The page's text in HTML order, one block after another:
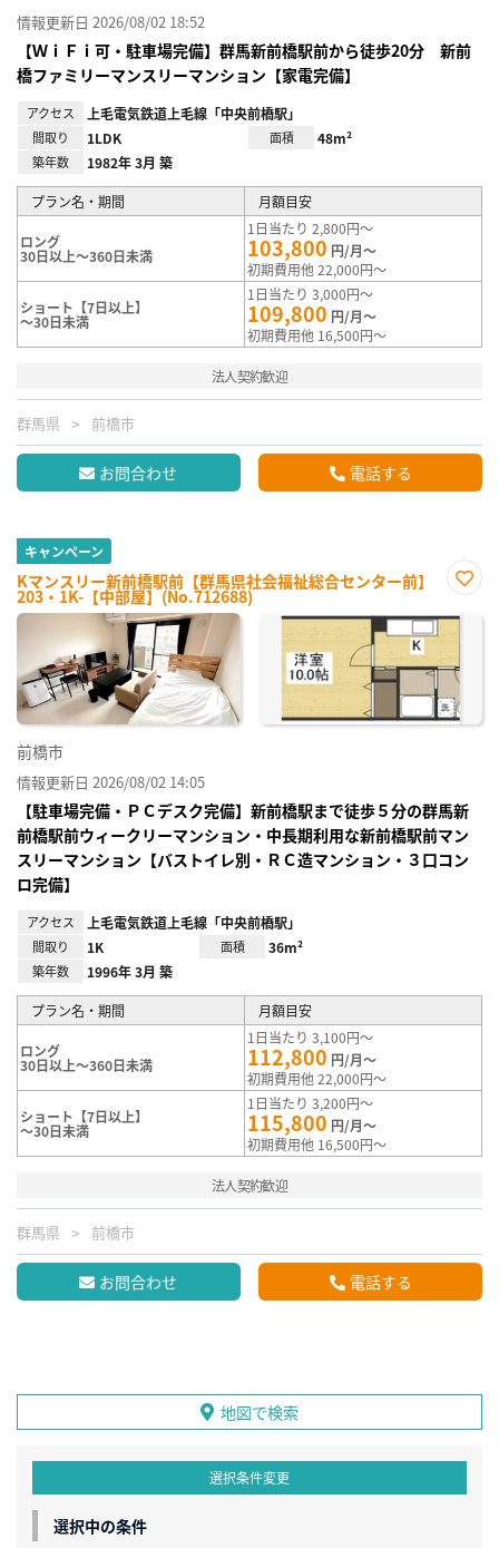
情報更新日 2026/08/02 18:52
【ＷｉＦｉ可・駐車場完備】群馬新前橋駅前から徒歩20分 新前
橋ファミリーマンスリーマンション【家電完備】
アクセス 上毛電気鉄道上毛線「中央前橋駅」
間取り 1LDK 面積 48m²
築年数 1982年 3月 築
プラン名・期間 月額目安
ロング
30日以上～360日未満
1日当たり 2,800円～
103,800 円/月～
初期費用他 22,000円～
ショート【7日以上】
～30日未満
1日当たり 3,000円～
109,800 円/月～
初期費用他 16,500円～
法人契約歓迎
群馬県 前橋市
お問合わせ 電話する
キャンペーン
Kマンスリー新前橋駅前【群馬県社会福祉総合センター前】
203・1K-【中部屋】(No.712688)
に入
前橋市
情報更新日 2026/08/02 14:05
【駐車場完備・ＰＣデスク完備】新前橋駅まで徒歩５分の群馬新
前橋駅前ウィークリーマンション・中長期利用な新前橋駅前マン
スリーマンション【バストイレ別・ＲＣ造マンション・３口コン
ロ完備】
アクセス 上毛電気鉄道上毛線「中央前橋駅」
間取り 1K 面積 36m²
築年数 1996年 3月 築
プラン名・期間 月額目安
ロング
30日以上～360日未満
1日当たり 3,100円～
112,800 円/月～
初期費用他 22,000円～
ショート【7日以上】
～30日未満
1日当たり 3,200円～
115,800 円/月～
初期費用他 16,500円～
法人契約歓迎
群馬県 前橋市
お問合わせ 電話する
地図で検索
選択条件変更
選択中の条件